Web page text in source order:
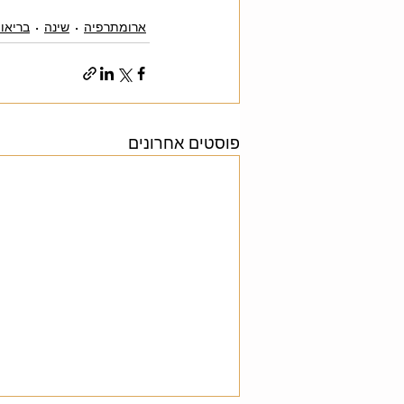
ארומתרפיה שינה
פוסטים אחרונים